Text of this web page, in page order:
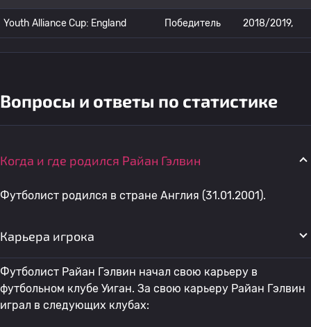
Youth Alliance Cup: England Победитель 2018/2019,
Вопросы и ответы по статистике
Когда и где родился Райан Гэлвин
Футболист родился в стране Англия (31.01.2001).
Карьера игрока
Футболист Райан Гэлвин начал свою карьеру в
футбольном клубе Уиган. За свою карьеру Райан Гэлвин
играл в следующих клубах: